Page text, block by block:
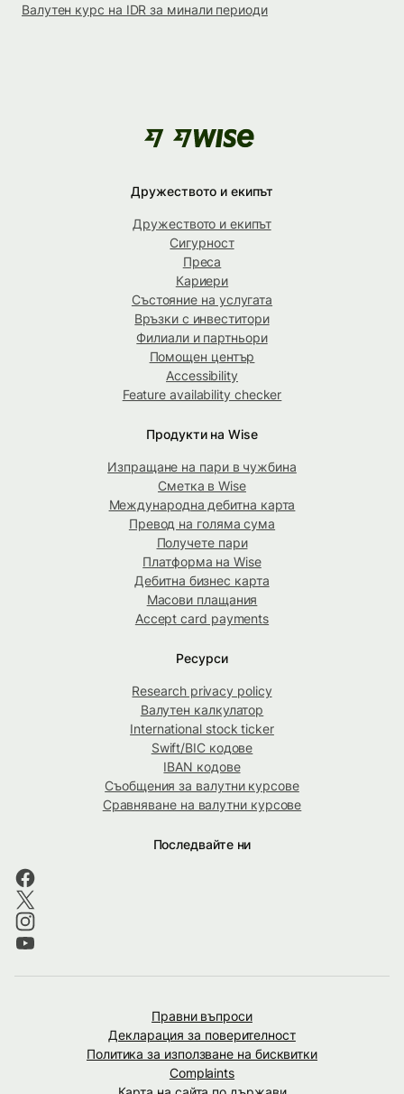
Валутен курс на IDR за минали периоди
Дружеството и екипът
Дружеството и екипът
Сигурност
Преса
Кариери
Състояние на услугата
Връзки с инвеститори
Филиали и партньори
Помощен център
Accessibility
Feature availability checker
Продукти на Wise
Изпращане на пари в чужбина
Сметка в Wise
Международна дебитна карта
Превод на голяма сума
Получете пари
Платформа на Wise
Дебитна бизнес карта
Масови плащания
Accept card payments
Ресурси
Research privacy policy
Валутен калкулатор
International stock ticker
Swift/BIC кодове
IBAN кодове
Съобщения за валутни курсове
Сравняване на валутни курсове
Последвайте ни
Правни въпроси
Декларация за поверителност
Политика за използване на бисквитки
Complaints